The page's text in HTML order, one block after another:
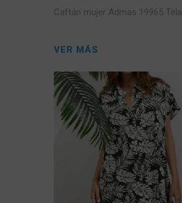
Caftán mujer Admas 19965 Tela
VER MÁS